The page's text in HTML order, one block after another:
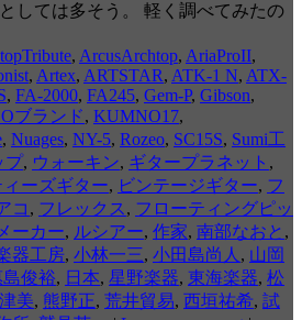
しては多そう。 軽く調べてみたの
, ArcusArchtop, AriaProII,
, Artex, ARTSTAR, ATK-1 N, ATX-
, FA-2000, FA245, Gem-P, Gibson,
ブランド, KUMNO17,
, Nuages, NY-5, Rozeo, SC15S, Sumi工
プ, ウォーキン, ギタープラネット ,
ィーズギター, ビンテージギター, フ
コ , フレックス , フローティングピッ
メーカー, ルシアー, 作家, 南部なおと ,
器工房, 小林一三, 小田島尚人 , 山岡
俊裕, 日本, 星野楽器, 東海楽器, 松
美, 熊野正, 荒井貿易, 西垣祐希, 試